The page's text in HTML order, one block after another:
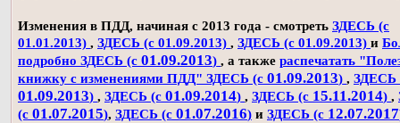
Изменения в ПДД, начиная с 2013 года - смотреть ЗДЕСЬ (с
01.01.2013) , ЗДЕСЬ (с 01.09.2013) , ЗДЕСЬ (с 01.09.2013) и
подробно ЗДЕСЬ (с 01.09.2013) , а также распечатать
книжку с изменениями ПДД" ЗДЕСЬ (с 01.09.2013) , ЗДЕСЬ
01.09.2013) , ЗДЕСЬ (с 01.09.2014) , ЗДЕСЬ (с 15.11.2014) ,
(с 01.07.2015), ЗДЕСЬ (с 01.07.2016) и ЗДЕСЬ (с 12.07.2017